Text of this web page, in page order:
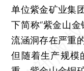
单位紫金矿业集
下简称“紫金山
流涵洞存在严重
但随着生产规模